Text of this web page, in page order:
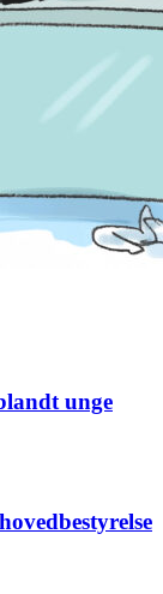
unge